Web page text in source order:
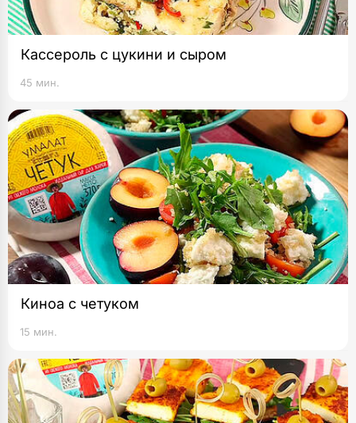
Кассероль с цукини и сыром
45 мин.
Киноа с четуком
15 мин.